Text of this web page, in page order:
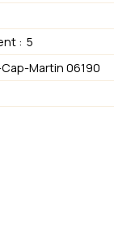
: 5
Martin 06190